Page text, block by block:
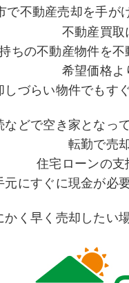
で不動産売却を手が
不動産買取
ちの不動産物件を不
希望価格よ
しづらい物件でもす
などで空き家となっ
転勤で売
住宅ローンの支
元にすぐに現金が必
かく早く売却したい